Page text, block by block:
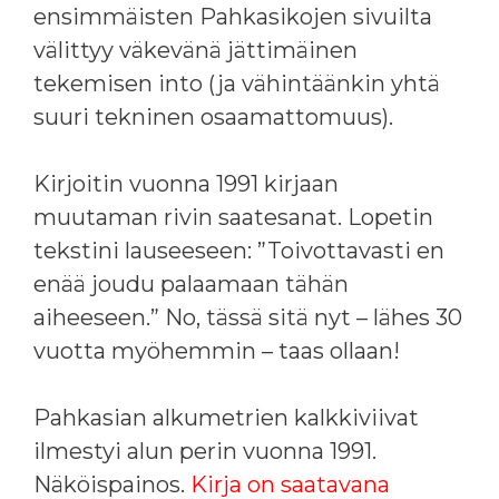
ensimmäisten Pahkasikojen sivuilta
välittyy väkevänä jättimäinen
tekemisen into (ja vähintäänkin yhtä
suuri tekninen osaamattomuus).
Kirjoitin vuonna 1991 kirjaan
muutaman rivin saatesanat. Lopetin
tekstini lauseeseen: ”Toivottavasti en
enää joudu palaamaan tähän
aiheeseen.” No, tässä sitä nyt – lähes 30
vuotta myöhemmin – taas ollaan!
Pahkasian alkumetrien kalkkiviivat
ilmestyi alun perin vuonna 1991.
Näköispainos. Kirja on saatavana